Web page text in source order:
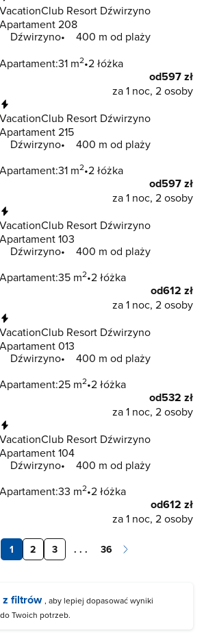
VacationClub Resort Dźwirzyno
Apartament 208
Dźwirzyno
400 m od plaży
Apartament:31 m2 2 łóżka
od597 zł
za 1 noc, 2 osoby
VacationClub Resort Dźwirzyno
Apartament 215
Dźwirzyno
400 m od plaży
Apartament:31 m2 2 łóżka
od597 zł
za 1 noc, 2 osoby
VacationClub Resort Dźwirzyno
Apartament 103
Dźwirzyno
400 m od plaży
Apartament:35 m2 2 łóżka
od612 zł
za 1 noc, 2 osoby
VacationClub Resort Dźwirzyno
Apartament 013
Dźwirzyno
400 m od plaży
Apartament:25 m2 2 łóżka
od532 zł
za 1 noc, 2 osoby
VacationClub Resort Dźwirzyno
Apartament 104
Dźwirzyno
400 m od plaży
Apartament:33 m2 2 łóżka
od612 zł
za 1 noc, 2 osoby
1 2 3 . . . 36
filtrów , aby lepiej dopasować wyniki
Twoich potrzeb.